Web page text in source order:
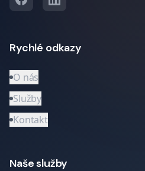
Rychlé odkazy
O nás
Služby
Kontakt
Naše služby